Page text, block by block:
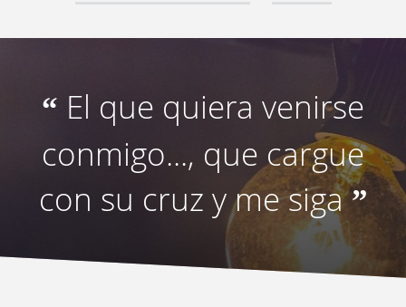
“ El que quiera venirse
conmigo..., que cargue
con su cruz y me siga”